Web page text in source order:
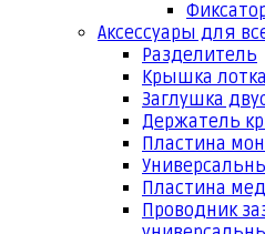
Аксессуары для
Разделитель
Крышка
Заглушка
Держатель
Пластина
Пластина
Проводник